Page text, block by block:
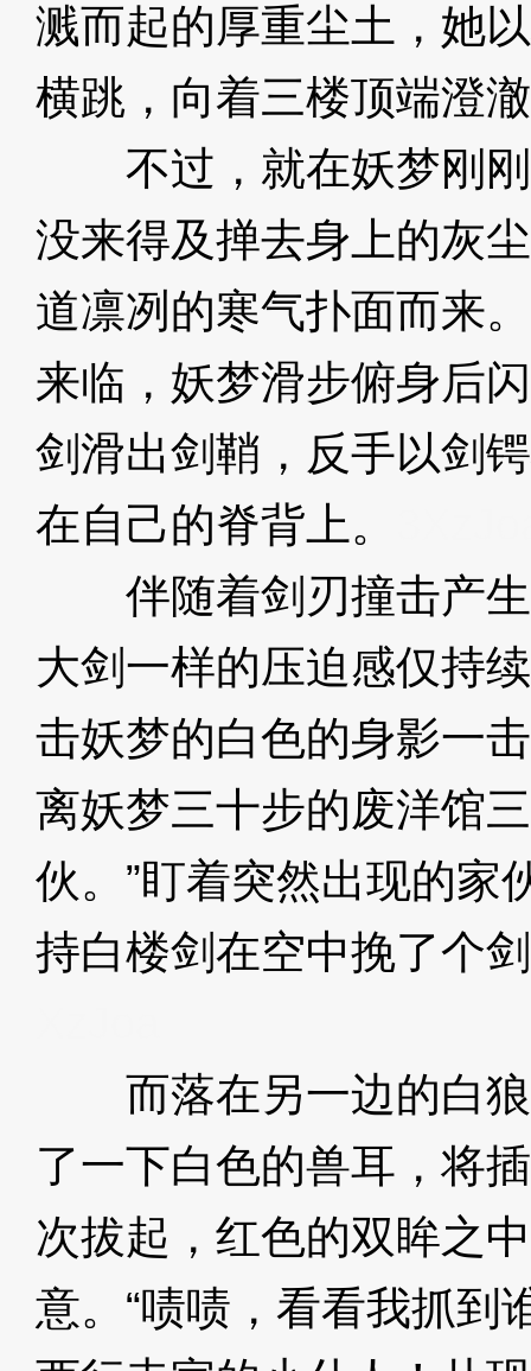
溅而起的厚重尘土，她
横跳，向着三楼顶端澄
不过，就在妖梦刚刚
没来得及掸去身上的灰
道凛冽的寒气扑面而来
来临，妖梦滑步俯身后
剑滑出剑鞘，反手以剑
在自己的脊背上。
伴随着剑刃撞击产生
大剑一样的压迫感仅持
击妖梦的白色的身影一
离妖梦三十步的废洋馆
伙。”盯着突然出现的家
持白楼剑在空中挽了个
而落在另一边的白
了一下白色的兽耳，将
次拔起，红色的双眸之
意。“啧啧，看看我抓到